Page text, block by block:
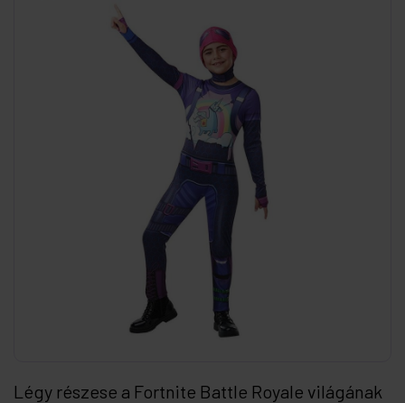
Légy részese a Fortnite Battle Royale világának